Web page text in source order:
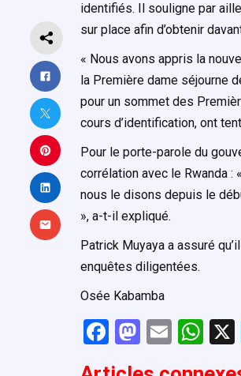
identifiés. Il souligne par
sur place afin d’obtenir
« Nous avons appris la
la Première dame séjourne
pour un sommet des
cours d’identification, ont
Pour le porte-parole du
corrélation avec le Rwanda
nous le disons depuis le
», a-t-il expliqué.
Patrick Muyaya a assuré
enquêtes diligentées.
Osée Kabamba
F
M E
W